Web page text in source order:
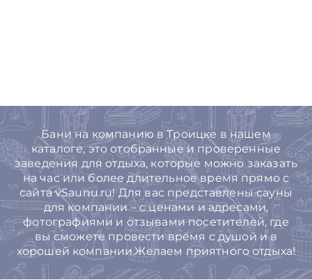
Бани на компанию в Троицке в нашем
каталоге, это отобранные и проверенные
заведения для отдыха, которые можно заказать
на час или более длительное время прямо с
сайта vSaunu.ru! Для вас представлены сауны
для компании – с ценами и адресами,
фотографиями и отзывами посетителей, где
вы сможете провести время с душой и в
хорошей компании.Желаем приятного отдыха!